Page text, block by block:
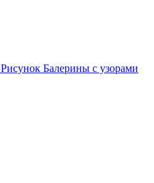
Рисунок Балерины с узорами